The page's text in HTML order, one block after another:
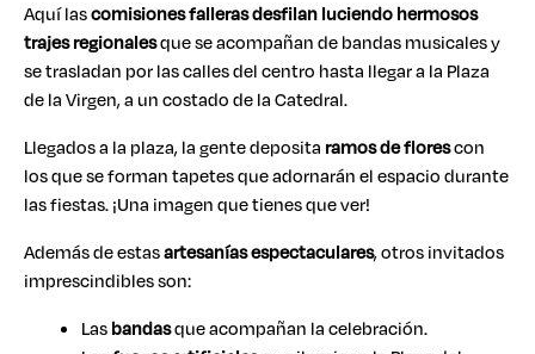
Aquí lascomisiones falleras desfilan luciendo hermosos
trajes regionalesque se acompañan de bandas musicales y
se trasladan por las calles del centro hasta llegar a la Plaza
de la Virgen, a un costado de la Catedral.
Llegados a la plaza, la gente deposita ramos de florescon
los que se forman tapetes que adornarán el espacio durante
las fiestas. ¡Una imagen que tienes que ver!
Además de estasartesanías espectaculares, otros invitados
imprescindibles son:
Lasbandasque acompañan la celebración.